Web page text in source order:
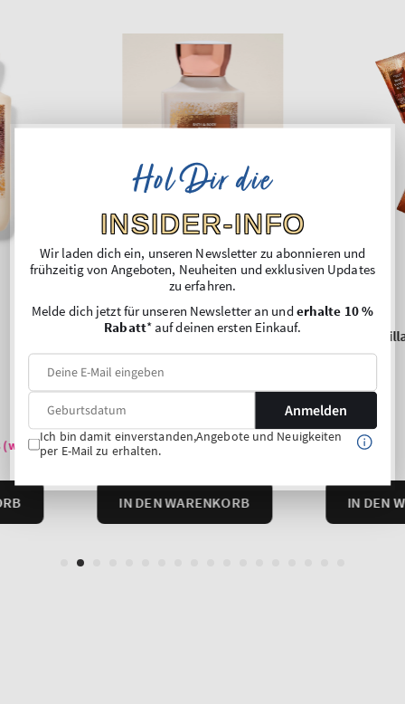
Hol Dir die
INSIDER-INFO
Wir laden dich ein, unseren Newsletter zu abonnieren und
frühzeitig von Angeboten, Neuheiten und exklusiven Updates
zu erfahren.
Melde dich jetzt für unseren Newsletter an und erhalte 10 %
Rabatt* auf deinen ersten Einkauf.
Anmelden
Ich bin damit einverstanden,Angebote und Neuigkeiten
per E-Mail zu erhalten.